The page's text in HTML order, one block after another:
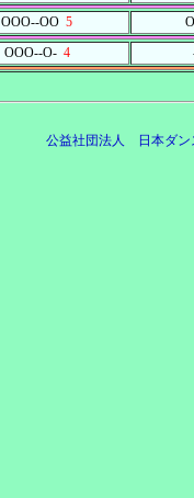
OOO--OO 5
OOO--O-4
公益社団法人 日本ダ